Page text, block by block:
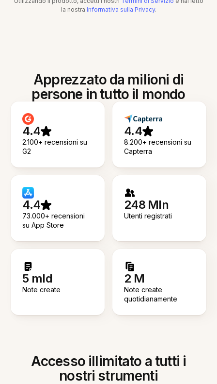
la nostra Informativa sulla Privacy.
Apprezzato da milioni di
persone in tutto il mondo
4.4
2.100+ recensioni su
G2
4.4
8.200+ recensioni su
Capterra
4.4
73.000+ recensioni
su App Store
248 Mln
Utenti registrati
5 mld
Note create
2 M
Note create
quotidianamente
Accesso illimitato a tutti i
nostri strumenti